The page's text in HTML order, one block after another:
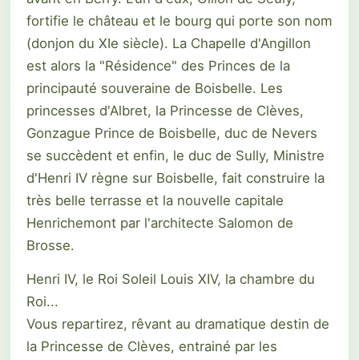
fortifie le château et le bourg qui porte son nom
(donjon du XIe siècle). La Chapelle d'Angillon
est alors la "Résidence" des Princes de la
principauté souveraine de Boisbelle. Les
princesses d'Albret, la Princesse de Clèves,
Gonzague Prince de Boisbelle, duc de Nevers
se succèdent et enfin, le duc de Sully, Ministre
d'Henri IV règne sur Boisbelle, fait construire la
très belle terrasse et la nouvelle capitale
Henrichemont par l'architecte Salomon de
Brosse.
Henri IV, le Roi Soleil Louis XIV, la chambre du
Roi...
Vous repartirez, rêvant au dramatique destin de
la Princesse de Clèves, entrainé par les